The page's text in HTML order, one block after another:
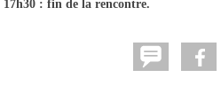
17h30 : fin de la rencontre.